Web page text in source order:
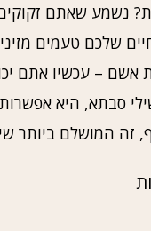
נשמע שאתם
שלכם טעמים
אשם – עכשיו אתם
סבתא, היא
זה המושלם ביותר